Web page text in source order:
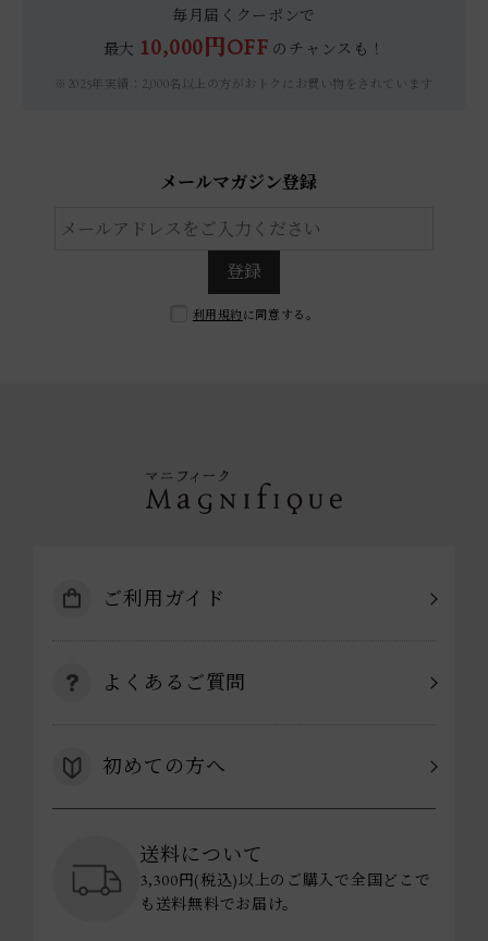
毎月届くクーポンで
最大 10,000円OFF のチャンスも！
※2025年実績：2,000名以上の方がおトクにお買い物をされています
メールマガジン登録
登録
利用規約 に同意する。
ご利用ガイド
よくあるご質問
初めての方へ
送料について
3,300円(税込)以上のご購入で全国どこで
も送料無料でお届け。